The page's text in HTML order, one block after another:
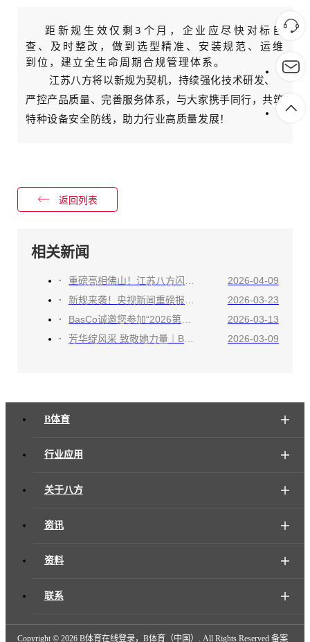
距新规生效仅剩3个月，企业应尽快对标自
查、及时整改，做到选型精准、安装规范、运维
到位，建立全生命周期合规管理体系。
江苏八方将以新规为契机，持续强化技术研发、
严控产品质量、完善服务体系，与大家携手同行，共筑
特种设备安全防线，助力行业高质量发展！
返回列表
相关新闻
重磅亮相佛山！江苏八方闪耀第八届全国石油化工数字化罐区论坛
2026-04-09
新规来袭！央视新闻重磅报道，八方实力出镜！
2026-03-23
BasCo诚邀您参加“2026第八届全国石油化工数字化罐区论坛”
2026-03-13
芳华绽风采 致敬她力量｜B体育在线登录，B体育（中国）祝全体女性节日快乐
2026-03-09
B体育
行业应用
关于八方
资讯
资料
联系
Copyright ©2026 B体育在线登录，B体育（中国）. All Rights Reserved 备案